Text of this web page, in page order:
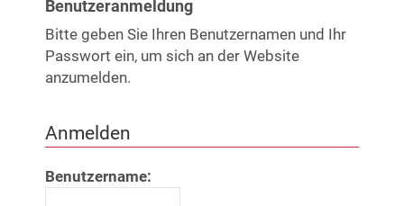
Benutzeranmeldung
Bitte geben Sie Ihren Benutzernamen und Ihr
Passwort ein, um sich an der Website
anzumelden.
Anmelden
Benutzername: